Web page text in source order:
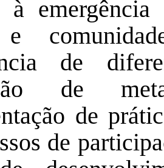
à
de
de
de
de